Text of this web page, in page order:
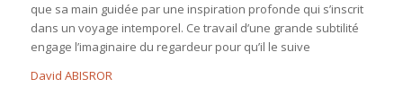
que sa main guidée par une inspiration profonde qui s’inscrit
dans un voyage intemporel. Ce travail d’une grande subtilité
engage l’imaginaire du regardeur pour qu’il le suive
David ABISROR